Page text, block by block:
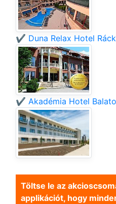
✔️ Duna Relax Hotel
✔️ Akadémia Hotel
Töltse le az
applikációt, hogy